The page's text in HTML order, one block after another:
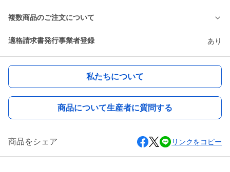
複数商品のご注文について
適格請求書発行事業者登録 あり
私たちについて
商品について生産者に質問する
商品をシェア リンクをコピー